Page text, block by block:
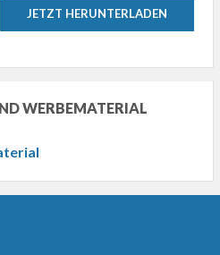
JETZT HERUNTERLADEN
WERBEMATERIAL